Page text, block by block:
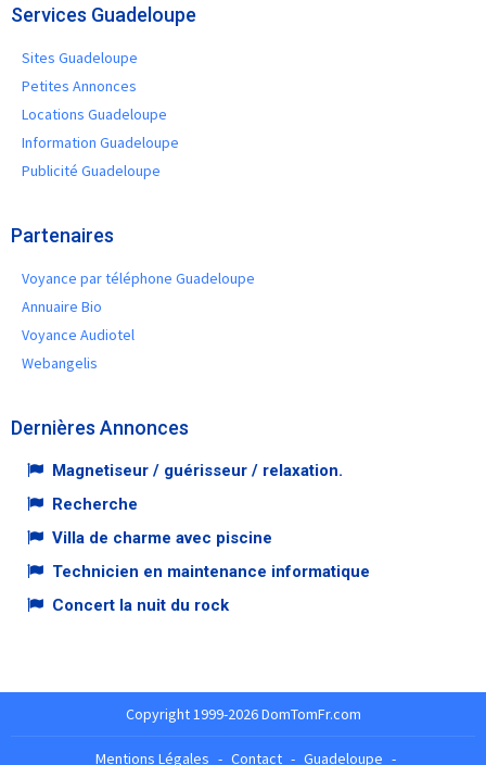
Services Guadeloupe
Sites Guadeloupe
Petites Annonces
Locations Guadeloupe
Information Guadeloupe
Publicité Guadeloupe
Partenaires
Voyance par téléphone Guadeloupe
Annuaire Bio
Voyance Audiotel
Webangelis
Dernières Annonces
Magnetiseur / guérisseur / relaxation.
Recherche
Villa de charme avec piscine
Technicien en maintenance informatique
Concert la nuit du rock
Copyright 1999-2026 DomTomFr.com
Mentions Légales - Contact - Guadeloupe -